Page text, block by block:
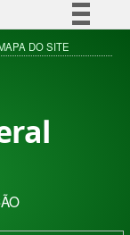
informação
DO SITE